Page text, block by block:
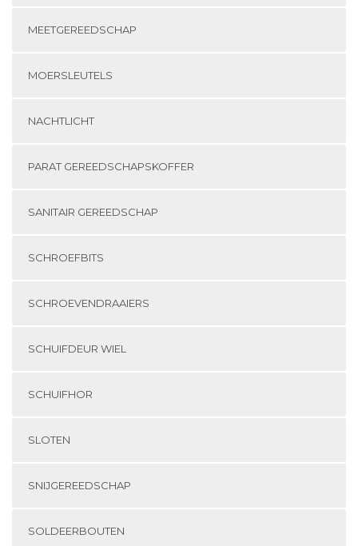
MEETGEREEDSCHAP
MOERSLEUTELS
NACHTLICHT
PARAT GEREEDSCHAPSKOFFER
SANITAIR GEREEDSCHAP
SCHROEFBITS
SCHROEVENDRAAIERS
SCHUIFDEUR WIEL
SCHUIFHOR
SLOTEN
SNIJGEREEDSCHAP
SOLDEERBOUTEN